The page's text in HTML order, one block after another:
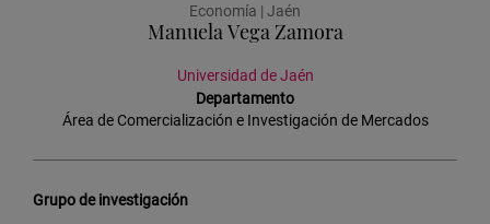
Economía | Jaén
Manuela Vega Zamora
Universidad de Jaén
Departamento
Área de Comercialización e Investigación de Mercados
Grupo de investigación